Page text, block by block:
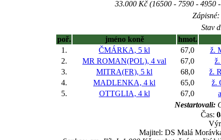
33.000 Kč (16500 - 7590 - 4950
Stav
poř.
jméno koně
hmot.
1.
ČMÁRKA, 5 kl 67,0
ž.
2.
MR ROMAN(POL), 4 val 67,0
3.
MITRA(FR), 5 kl 68,0
ž.
4.
MADLENKA, 4 kl 65,0
ž.
5.
OTTGLIA, 4 kl 67,0
Nestartovali:
Čas:
Majitel: DS Malá